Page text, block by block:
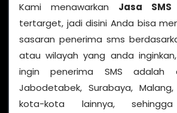
Kami menawarkan Jasa SMS
tertarget, jadi disini Anda bisa
sasaran penerima sms
atau wilayah yang anda
ingin penerima SMS adalah
Jabodetabek, Surabaya,
kota-kota lainnya,